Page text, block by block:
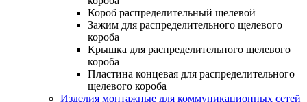
Короб распределительный щелевой
Зажим для распределительного щелевого
короба
Крышка для распределительного щелевого
короба
Пластина концевая для распределительного
щелевого короба
Изделия монтажные для коммуникационных сетей